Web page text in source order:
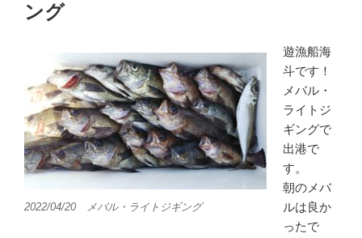
ング
2022/04/20 メバル・ライトジギング
遊漁船海
斗です！
メバル・
ライトジ
ギングで
出港で
す。
朝のメバ
ルは良か
ったで